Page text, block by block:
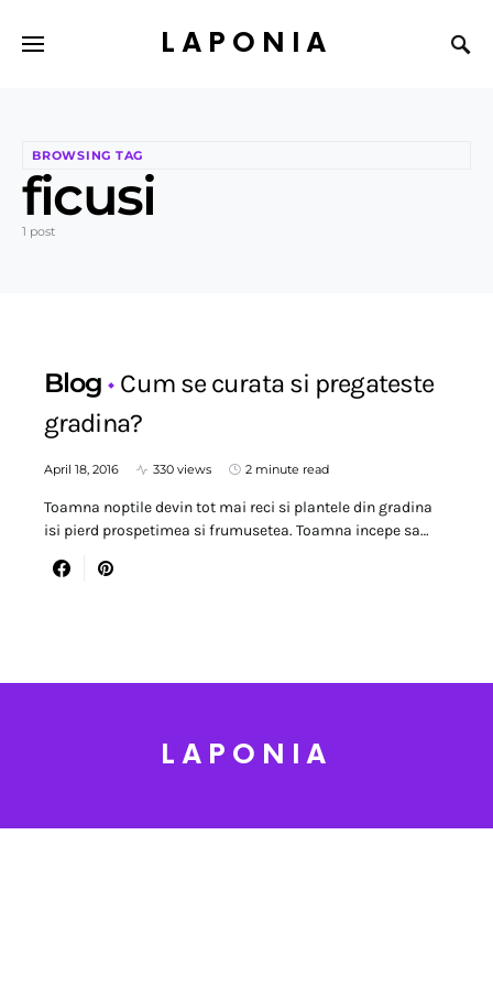
LAPONIA
BROWSING TAG
ficusi
1 post
Blog
Cum se curata si pregateste
gradina?
April 18, 2016 330 views 2 minute read
Toamna noptile devin tot mai reci si plantele din gradina
isi pierd prospetimea si frumusetea. Toamna incepe sa…
LAPONIA